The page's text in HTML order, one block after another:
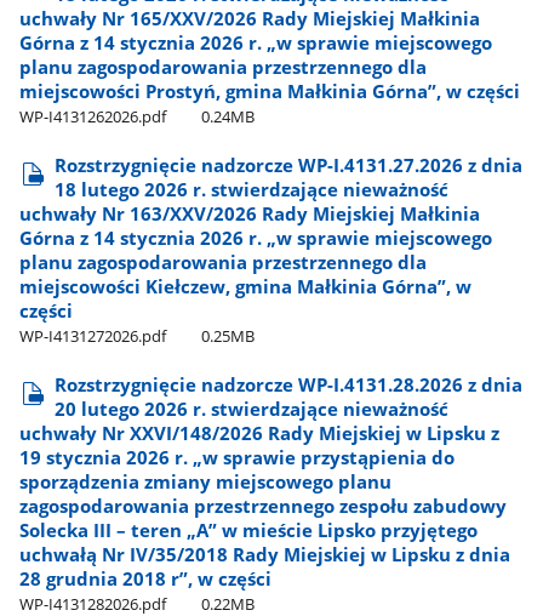
uchwały Nr 165/XXV/2026 Rady Miejskiej Małkinia
Górna z 14 stycznia 2026 r. „w sprawie miejscowego
planu zagospodarowania przestrzennego dla
miejscowości Prostyń, gmina Małkinia Górna”, w części
WP-I4131262026.pdf 0.24MB
Rozstrzygnięcie nadzorcze WP-I.4131.27.2026 z dnia
18 lutego 2026 r. stwierdzające nieważność
uchwały Nr 163/XXV/2026 Rady Miejskiej Małkinia
Górna z 14 stycznia 2026 r. „w sprawie miejscowego
planu zagospodarowania przestrzennego dla
miejscowości Kiełczew, gmina Małkinia Górna”, w
części
WP-I4131272026.pdf 0.25MB
Rozstrzygnięcie nadzorcze WP-I.4131.28.2026 z dnia
20 lutego 2026 r. stwierdzające nieważność
uchwały Nr XXVI/148/2026 Rady Miejskiej w Lipsku z
19 stycznia 2026 r. „w sprawie przystąpienia do
sporządzenia zmiany miejscowego planu
zagospodarowania przestrzennego zespołu zabudowy
Solecka III – teren „A” w mieście Lipsko przyjętego
uchwałą Nr IV/35/2018 Rady Miejskiej w Lipsku z dnia
28 grudnia 2018 r”, w części
WP-I4131282026.pdf 0.22MB